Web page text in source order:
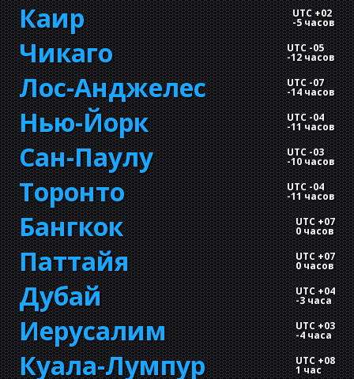
Каир UTC +02
-5 часов
Чикаго UTC -05
-12 часов
Лос-Анджелес UTC -07
-14 часов
Нью-Йорк UTC -04
-11 часов
Сан-Паулу UTC -03
-10 часов
Торонто UTC -04
-11 часов
Бангкок UTC +07
0 часов
Паттайя UTC +07
0 часов
Дубай UTC +04
-3 часа
Иерусалим UTC +03
-4 часа
Куала-Лумпур UTC +08
1 час